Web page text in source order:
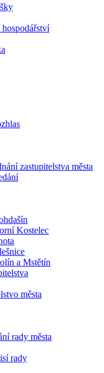
zastupitelstva města
Kostelec
a Mstětín
města
rady města
rady